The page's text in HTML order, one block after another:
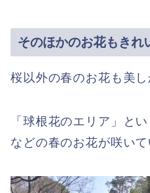
そのほかのお花もきれ
桜以外の春のお花も美
「球根花のエリア」と
などの春のお花が咲い